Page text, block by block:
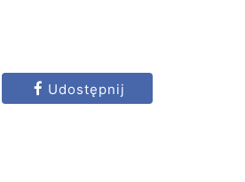
Udostępnij